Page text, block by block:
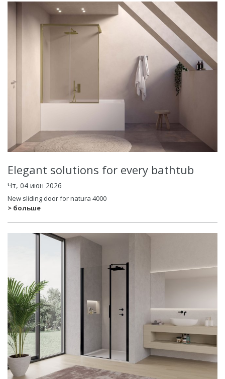
Elegant solutions for every bathtub
Чт, 04 июн 2026
New sliding door for natura 4000
> больше